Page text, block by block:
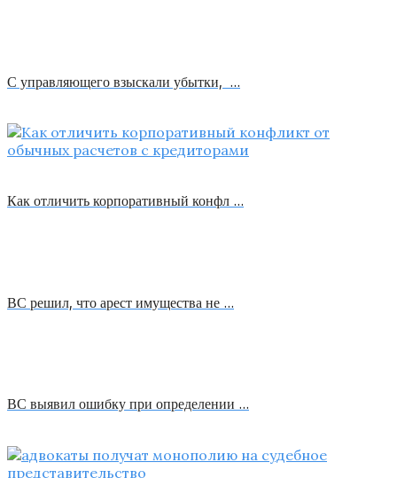
С управляющего взыскали убытки, …
Как отличить корпоративный конфл …
ВС решил, что арест имущества не …
ВС выявил ошибку при определении …